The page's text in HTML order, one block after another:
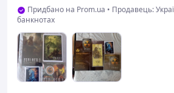
Придбано на Prom.ua • Продавець:
банкнотах